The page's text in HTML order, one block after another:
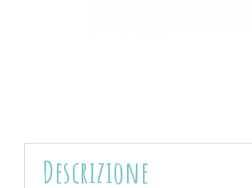
Descrizione